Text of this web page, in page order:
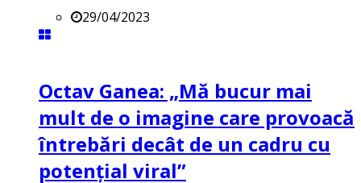
29/04/2023
Octav Ganea: „Mă bucur mai
mult de o imagine care provoacă
întrebări decât de un cadru cu
potenţial viral”